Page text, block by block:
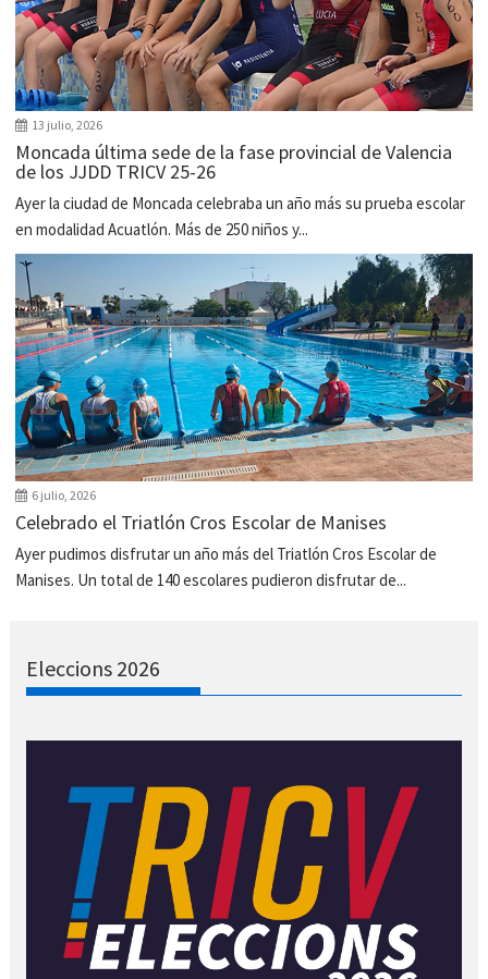
13 julio, 2026
Moncada última sede de la fase provincial de Valencia
de los JJDD TRICV 25-26
Ayer la ciudad de Moncada celebraba un año más su prueba escolar
en modalidad Acuatlón. Más de 250 niños y...
6 julio, 2026
Celebrado el Triatlón Cros Escolar de Manises
Ayer pudimos disfrutar un año más del Triatlón Cros Escolar de
Manises. Un total de 140 escolares pudieron disfrutar de...
Eleccions 2026